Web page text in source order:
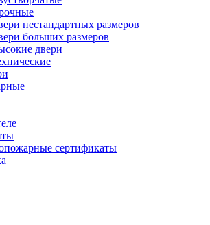
нестандартных размеров
больших размеров
двери
сертификаты